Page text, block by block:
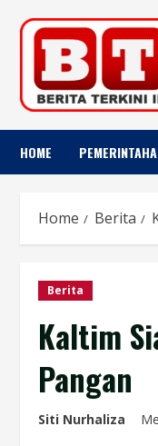
HOME
Home Berita
Berita
Kaltim
Pangan
Siti Nurhaliza